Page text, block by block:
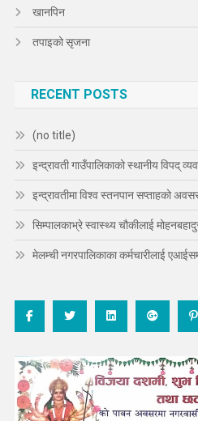
खानपिन
तपाइको सृजना
RECENT POSTS
(no title)
इन्द्रावती गाउँपालिकाको स्थानीय विपद्
इन्द्रावतीमा विश्व स्तनपान सप्ताहको
सिम्पालकाभ्रे स्वास्थ्य चौकीलाई
मेलम्ची नगरपालिकाका कर्मचारीलाई